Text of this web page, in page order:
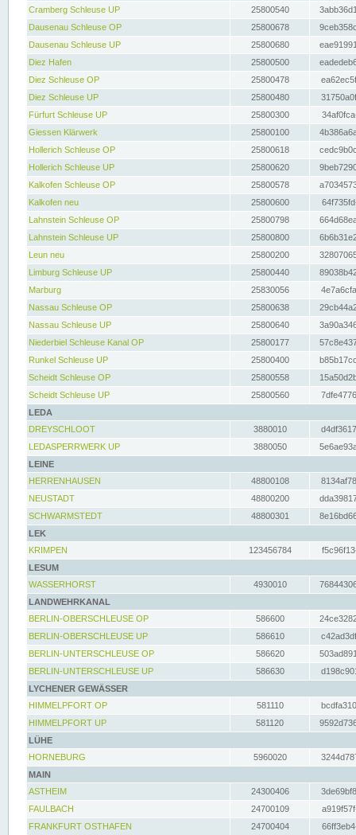
Cramberg Schleuse UP
25800540
Dausenau Schleuse OP
25800678
Dausenau Schleuse UP
25800680
Diez Hafen
25800500
Diez Schleuse OP
25800478
Diez Schleuse UP
25800480
Fürfurt Schleuse UP
25800300
Giessen Klärwerk
25800100
Hollerich Schleuse OP
25800618
Hollerich Schleuse UP
25800620
Kalkofen Schleuse OP
25800578
Kalkofen neu
25800600
Lahnstein Schleuse OP
25800798
Lahnstein Schleuse UP
25800800
Leun neu
25800200
Limburg Schleuse UP
25800440
Marburg
25830056
Nassau Schleuse OP
25800638
Nassau Schleuse UP
25800640
Niederbiel Schleuse Kanal OP
25800177
Runkel Schleuse UP
25800400
Scheidt Schleuse OP
25800558
Scheidt Schleuse UP
25800560
LEDA
DREYSCHLOOT
3880010
LEDASPERRWERK UP
3880050
LEINE
HERRENHAUSEN
48800108
NEUSTADT
48800200
SCHWARMSTEDT
48800301
LEK
KRIMPEN
123456784
LESUM
WASSERHORST
4930010
LANDWEHRKANAL
BERLIN-OBERSCHLEUSE OP
586600
BERLIN-OBERSCHLEUSE UP
586610
BERLIN-UNTERSCHLEUSE OP
586620
BERLIN-UNTERSCHLEUSE UP
586630
LYCHENER GEWÄSSER
HIMMELPFORT OP
581110
HIMMELPFORT UP
581120
LÜHE
HORNEBURG
5960020
MAIN
ASTHEIM
24300406
FAULBACH
24700109
FRANKFURT OSTHAFEN
24700404